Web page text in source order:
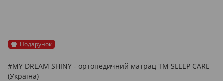
Подарунок
#MY DREAM SHINY - ортопедичний матрац ТМ SLEEP CARE
(Україна)